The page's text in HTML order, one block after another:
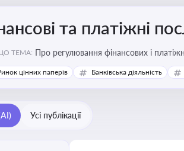
та платіжні
ТЕМА:
цінних паперів Банківська діяльність
Усі публікації